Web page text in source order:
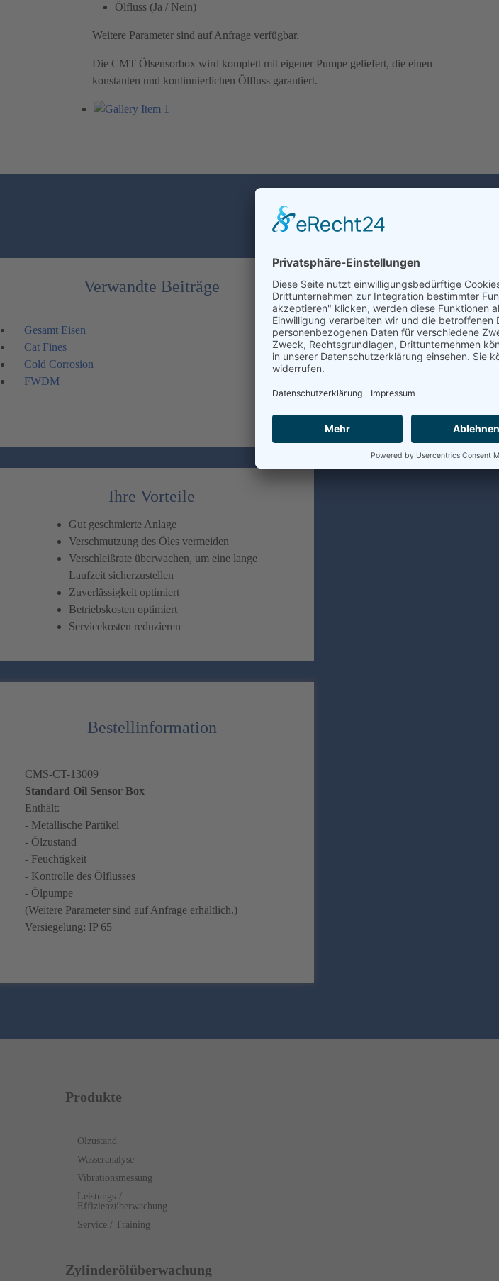
Ölfluss (Ja / Nein)
Weitere Parameter sind auf Anfrage verfügbar.
Die CMT Ölsensorbox wird komplett mit eigener Pumpe geliefert, die einen
konstanten und kontinuierlichen Ölfluss garantiert.
Verwandte Beiträge
Gesamt Eisen
Cat Fines
Cold Corrosion
FWDM
Ihre Vorteile
Gut geschmierte Anlage
Verschmutzung des Öles vermeiden
Verschleißrate überwachen, um eine lange
Laufzeit sicherzustellen
Zuverlässigkeit optimiert
Betriebskosten optimiert
Servicekosten reduzieren
Bestellinformation
CMS-CT-13009
Standard Oil Sensor Box
Enthält:
- Metallische Partikel
- Ölzustand
- Feuchtigkeit
- Kontrolle des Ölflusses
- Ölpumpe
(Weitere Parameter sind auf Anfrage erhältlich.)
Versiegelung: IP 65
Produkte
Ölzustand
Wasseranalyse
Vibrationsmessung
Leistungs-/
Effizienzüberwachung
Service / Training
Zylinderölüberwachung